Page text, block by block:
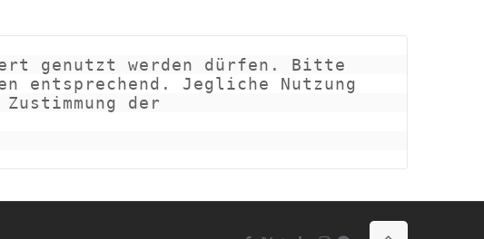
genutzt werden dürfen. Bitte
entsprechend. Jegliche Nutzung
der